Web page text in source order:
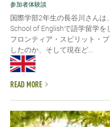
参加者体験談
国際学部2年生の長谷川さんは
School of Englishで語学留学
フロンティア・スピリット・
したのか、そして現在ど...
READ MORE